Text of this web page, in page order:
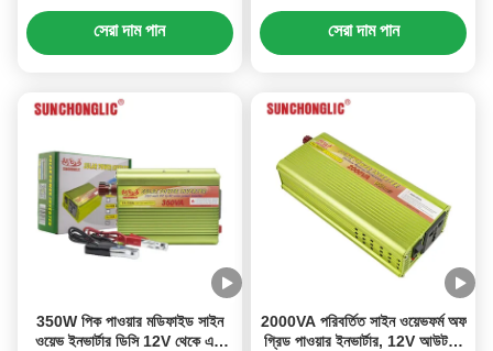
12V আউটপুট 220V সহ
সেরা দাম পান
ওয়েভ পাওয়ার ইনভার্টার
সেরা দাম পান
350W পিক পাওয়ার মডিফাইড সাইন
ওয়েভ ইনভার্টার ডিসি 12V থেকে এসি
2000VA পরিবর্তিত সাইন ওয়েভফর্ম অফ
গ্রিড পাওয়ার ইনভার্টার, 12V আউটপুট